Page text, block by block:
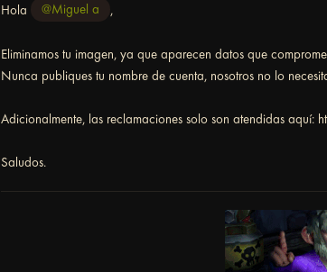
Hola @Miguel a ,
Eliminamos tu imagen, ya que aparecen datos que
Nunca publiques tu nombre de cuenta, nosotros no lo
Adicionalmente, las reclamaciones solo son atendidas
Saludos.